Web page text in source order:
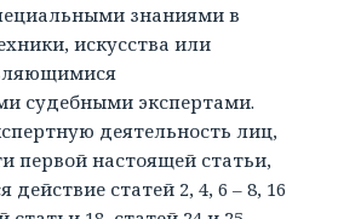
знаниями в
искусства или
судебными экспертами.
деятельность лиц,
первой настоящей статьи,
действие статей 2, 4, 6 – 8, 16